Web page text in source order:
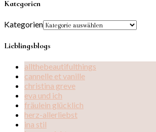
Kategorien
Kategorien
Lieblingsblogs
allthebeautifulthings
cannelle et vanille
christina greve
eva und ich
fräulein glücklich
herz-allerliebst
ina stil